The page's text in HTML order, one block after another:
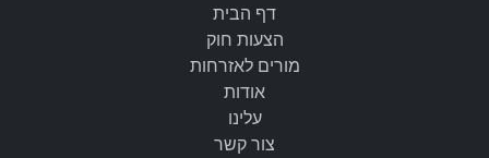
דף הבית
הצעות חוק
מורים לאזרחות
אודות
עלינו
צור קשר